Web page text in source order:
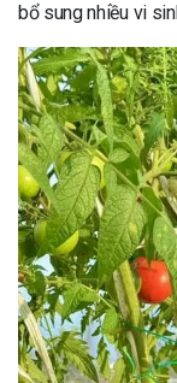
bổ sung nhiều vi